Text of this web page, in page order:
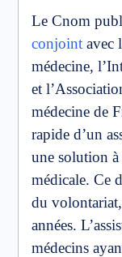
Le Cnom
conjoint avec
médecine,
et
médecine de
rapide d’un
une solution
médicale. Ce
du
années.
médecins